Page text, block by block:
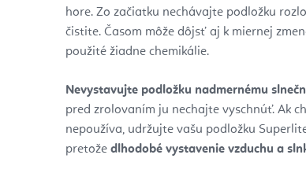
hore. Zo začiatku nechávajte podložku
čistite. Časom môže dôjsť aj k miernej
použité žiadne chemikálie.
Nevystavujte podložku nadmernému
pred zrolovaním ju nechajte vyschnúť. Ak
nepoužíva, udržujte vašu podložku
pretože dlhodobé vystavenie vzduchu a